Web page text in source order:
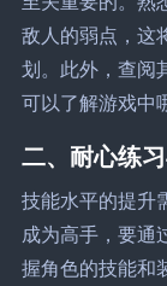
敌人的弱点，这
划。此外，查阅
可以了解游戏中
二、耐心练
技能水平的提升
成为高手，要通
握角色的技能和